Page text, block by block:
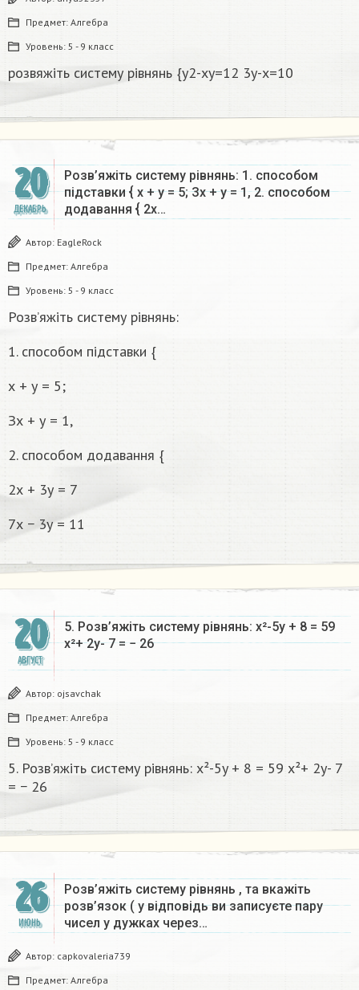
Предмет: Алгебра
Уровень: 5 - 9 класс
розвяжіть систему рівнянь {y2-xy=12 3y-x=10
20
ДЕКАБРЬ
Розв’яжіть систему рівнянь: 1. способом
підставки { х + у = 5; Зх + у = 1, 2. способом
додавання { 2х…
Автор: EagleRock
Предмет: Алгебра
Уровень: 5 - 9 класс
Розв’яжіть систему рівнянь:
1. способом підставки {
х + у = 5;
Зх + у = 1,
2. способом додавання {
2х + 3у = 7
7х − 3у = 11
20
АВГУСТ
5. Розв’яжіть систему рівнянь: x²-5y + 8 = 59
x²+ 2y- 7 = − 26​
Автор: ojsavchak
Предмет: Алгебра
Уровень: 5 - 9 класс
5. Розв’яжіть систему рівнянь: x²-5y + 8 = 59 x²+ 2y- 7
= − 26​
26
ИЮНЬ
Розв’яжіть систему рівнянь , та вкажіть
розв’язок ( у відповідь ви записуєте пару
чисел у дужках через…
Автор: capkovaleria739
Предмет: Алгебра